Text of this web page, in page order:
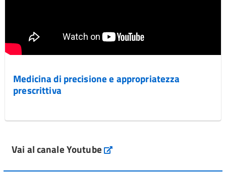
Medicina di precisione e appropriatezza
prescrittiva
Vai al canale Youtube